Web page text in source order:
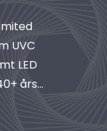
UVC
LED
års